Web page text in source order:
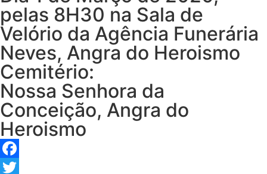
pelas 8H30 na Sala de
Velório da Agência Funerária
Neves, Angra do Heroismo
Cemitério:
Nossa Senhora da
Conceição, Angra do
Heroismo
Facebook